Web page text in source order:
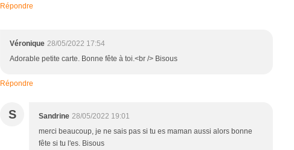
Répondre
Véronique 28/05/2022 17:54
Adorable petite carte. Bonne fête à toi.<br /> Bisous
Répondre
S Sandrine 28/05/2022 19:01
merci beaucoup, je ne sais pas si tu es maman aussi alors bonne
fête si tu l'es. Bisous